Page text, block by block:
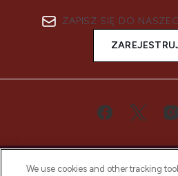
ZAPISZ SIĘ DO
We use cookies and other tracking